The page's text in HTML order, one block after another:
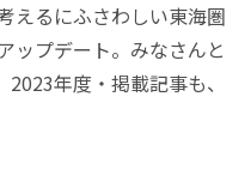
えるにふさわしい東海圏
ップデート。みなさんと
年度・掲載記事も、